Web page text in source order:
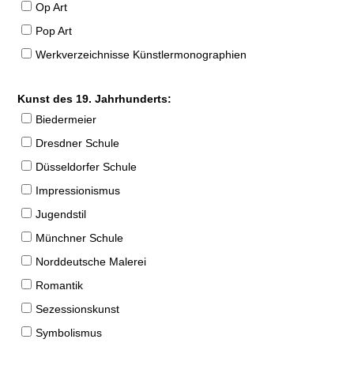
Op Art
Pop Art
Werkverzeichnisse Künstlermonographien
Kunst des 19. Jahrhunderts:
Biedermeier
Dresdner Schule
Düsseldorfer Schule
Impressionismus
Jugendstil
Münchner Schule
Norddeutsche Malerei
Romantik
Sezessionskunst
Symbolismus